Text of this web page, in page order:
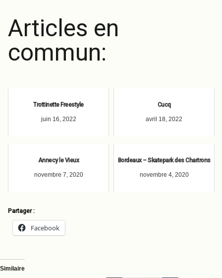
Articles en
commun:
Trottinette Freestyle
juin 16, 2022
Cucq
avril 18, 2022
Annecy le Vieux
novembre 7, 2020
Bordeaux – Skatepark des Chartrons
novembre 4, 2020
Partager :
Facebook
Similaire